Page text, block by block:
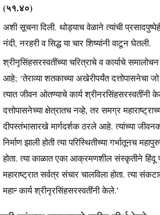
(५१.४०)
अशी सूचना दिली. थोड्याच वेळाने त्यांची
नंदी, नरहरी व सिद्ध या चार शिष्यांनी वाटून घेतली.
श्रीनृसिंहसरस्वतींच्या चरित्राचे व कार्याचे समालोचन
आहे; ‘तेराव्या शतकाच्या अखेरीपर्यंत दत्तोपासनेचा
त्यात जीवन ओतण्याचे कार्य श्रीनरसिंहसरस्वतींनी
दत्तोपासनेच्या क्षेत्रातच नव्हे, तर समग्र
दीपस्तंभासारखे मार्गदर्शक ठरले आहे. त्यांच्या
निर्माण झाली होती त्या परिस्थितीच्या गर्भातूनच
होता. त्या काळात एका आक्रमणशील संस्कृतीने हिंदू
महाराष्ट्रात सर्वत्र संचार चालविला होता. त्या
महान्‍ कार्य श्रीनृरसिंहसरस्वतींनी केले.’